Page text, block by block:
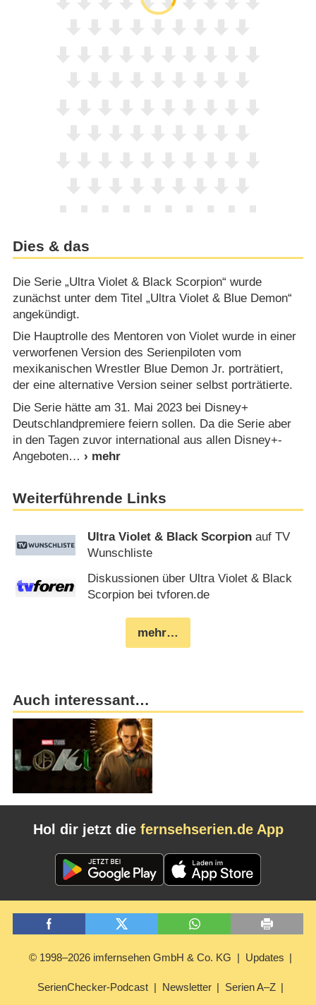
Dies & das
Die Serie „Ultra Violet & Black Scorpion“ wurde
zunächst unter dem Titel „Ultra Violet & Blue Demon“
angekündigt.
Die Hauptrolle des Mentoren von Violet wurde in einer
verworfenen Version des Serienpiloten vom
mexikanischen Wrestler Blue Demon Jr. porträtiert,
der eine alternative Version seiner selbst porträtierte.
Die Serie hätte am 31. Mai 2023 bei Disney+
Deutschlandpremiere feiern sollen. Da die Serie aber
in den Tagen zuvor international aus allen Disney+-
Angeboten
Weiterführende Links
Ultra Violet & Black Scorpion auf TV
Wunschliste
Diskussionen über Ultra Violet & Black
Scorpion bei tvforen.de
mehr…
Auch interessant…
Hol dir jetzt die fernsehserien.de App
© 1998–2026 imfernsehen GmbH & Co. KG Updates
SerienChecker-Podcast Newsletter Serien A–Z